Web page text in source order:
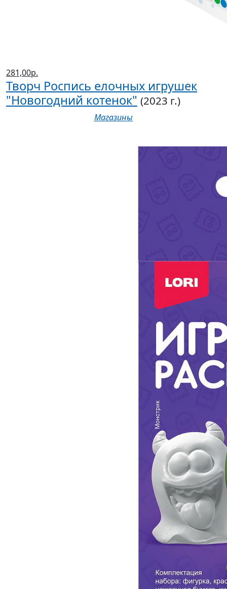
281,00р.
Творч Роспись елочных игрушек
"Новогодний котенок" (2023 г.)
Магазины